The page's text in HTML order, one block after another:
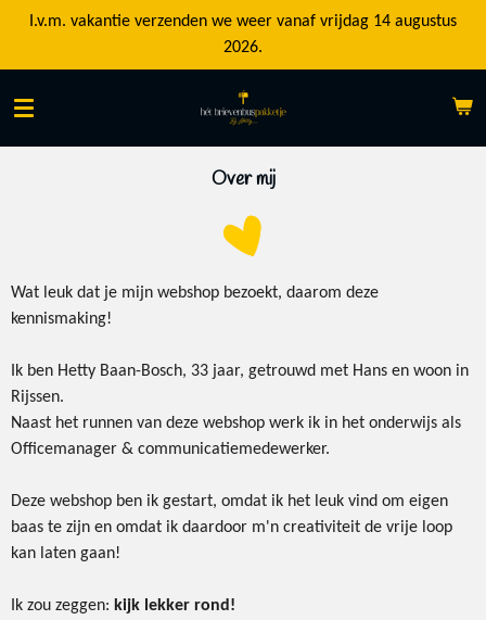
Ga
naar
de
I.v.m. vakantie verzenden we weer vanaf vrijdag 14 augustus
2026.
Over mij
Wat leuk dat je mijn webshop bezoekt, daarom deze
kennismaking!
Ik ben Hetty Baan-Bosch, 33 jaar, getrouwd met Hans en woon in
Rijssen.
Naast het runnen van deze webshop werk ik in het onderwijs als
Officemanager & communicatiemedewerker.
Deze webshop ben ik gestart, omdat ik het leuk vind om eigen
baas te zijn en omdat ik daardoor m'n creativiteit de vrije loop
kan laten gaan!
Ik zou zeggen: kijk lekker rond!